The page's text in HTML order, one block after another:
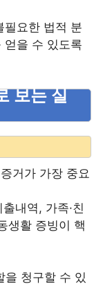
필요한 법적 분
얻을 수 있도록
보는 실
거가 가장 중요
내역, 가족·친
생활 증빙이 핵
을 청구할 수 있